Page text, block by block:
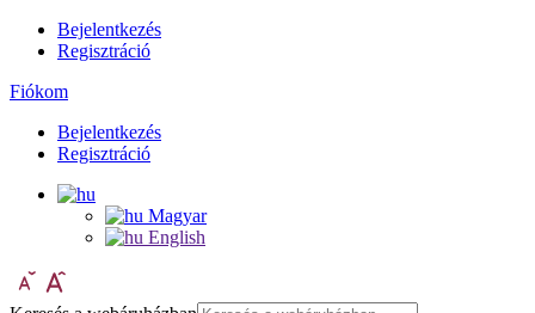
Bejelentkezés
Regisztráció
Fiókom
Bejelentkezés
Regisztráció
Magyar
English